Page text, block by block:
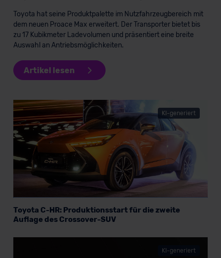
Datenschutzerklärung|Impressum
Toyota hat seine Produktpalette im Nutzfahrzeugbereich mit
dem neuen Proace Max erweitert. Der Transporter bietet bis
zu 17 Kubikmeter Ladevolumen und präsentiert eine breite
Auswahl an Antriebsmöglichkeiten.
Artikel lesen
KI-generiert
Toyota C-HR: Produktionsstart für die zweite
Auflage des Crossover-SUV
KI-generiert